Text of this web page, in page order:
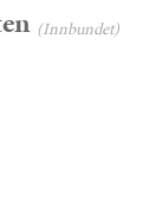
(Innbundet)